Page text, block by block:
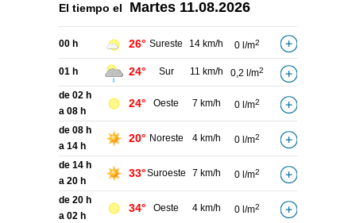
El tiempo el Martes 11.08.2026
00 h 26° Sureste 14 km/h 0 l/m2
01 h 24° Sur 11 km/h 0,2 l/m2
de 02 h
a 08 h
24° Oeste 7 km/h 0 l/m2
de 08 h
a 14 h
20° Noreste 4 km/h 0 l/m2
de 14 h
a 20 h
33°Suroeste 7 km/h 0 l/m2
de 20 h
a 02 h
34° Oeste 4 km/h 0 l/m2